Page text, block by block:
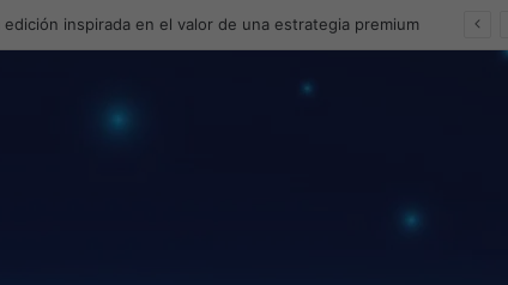
inspirada en el valor de una estrategia premium